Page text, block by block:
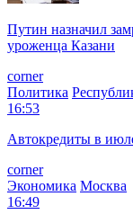
Путин назначил
уроженца Казани
corner
Политика
16:53
Автокредиты в
corner
Экономика Москва
16:49